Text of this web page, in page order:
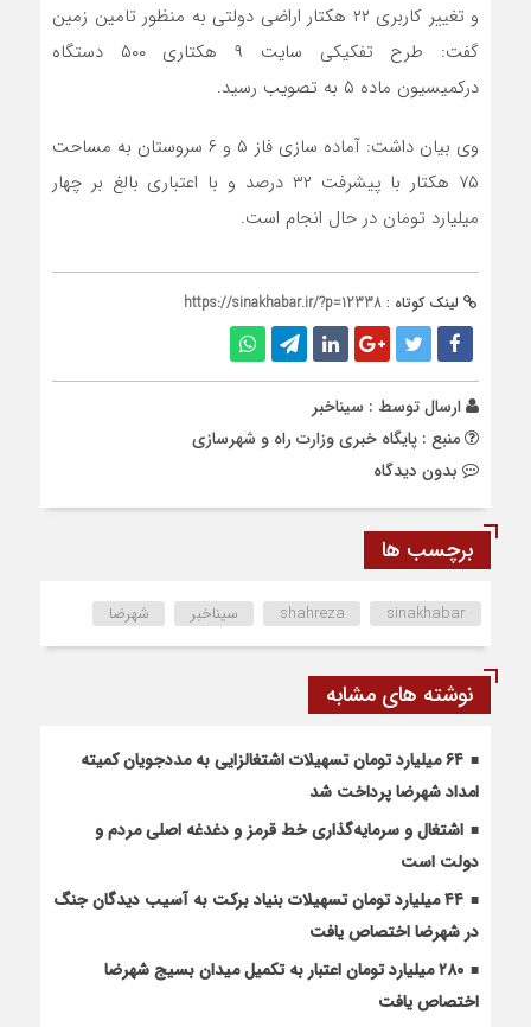
و تغییر کاربری ۲۲ هکتار اراضی دولتی به منظور تامین زمین
گفت: طرح تفکیکی سایت ۹ هکتاری ۵۰۰ دستگاه
درکمیسیون ماده ۵ به تصویب رسید.
وی بیان داشت: آماده سازی فاز ۵ و ۶ سروستان به مساحت
۷۵ هکتار با پیشرفت ۳۲ درصد و با اعتباری بالغ بر چهار
میلیارد تومان در حال انجام است.
لینک کوتاه : https://sinakhabar.ir/?p=12338
ارسال توسط : سیناخبر
منبع : پایگاه خبری وزارت راه و شهرسازی
بدون دیدگاه
برچسب ها
shahreza sinakhabar سیناخبر شهرضا
نوشته های مشابه
۶۴ میلیارد تومان تسهیلات اشتغالزایی به مددجویان کمیته
امداد شهرضا پرداخت شد
اشتغال و سرمایه‌گذاری خط قرمز و دغدغه اصلی مردم و
دولت است
۴۴ میلیارد تومان تسهیلات بنیاد برکت به آسیب دیدگان جنگ
در شهرضا اختصاص یافت
۲۸۰ میلیارد تومان اعتبار به تکمیل میدان بسیج شهرضا
اختصاص یافت